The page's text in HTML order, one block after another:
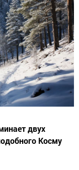
двух
Косму